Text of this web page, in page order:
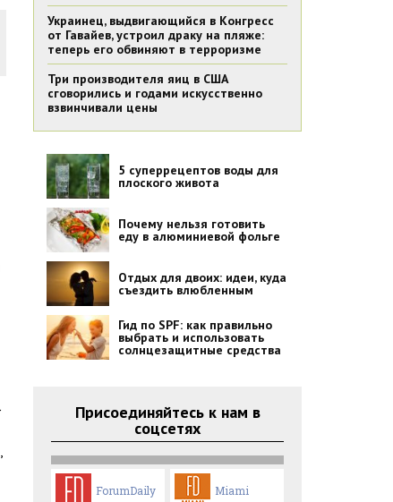
Украинец, выдвигающийся в Конгресс
от Гавайев, устроил драку на пляже:
теперь его обвиняют в терроризме
Три производителя яиц в США
сговорились и годами искусственно
взвинчивали цены
5 суперрецептов воды для
плоского живота
Почему нельзя готовить
еду в алюминиевой фольге
Отдых для двоих: идеи, куда
съездить влюбленным
Гид по SPF: как правильно
выбрать и использовать
солнцезащитные средства
Присоединяйтесь к нам в
соцсетях
ForumDaily Miami